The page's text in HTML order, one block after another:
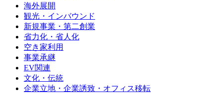
海外展開
観光・インバウンド
新規事業・第二創業
省力化・省人化
空き家利用
事業承継
EV関連
文化・伝統
企業立地・企業誘致・オフィス移転